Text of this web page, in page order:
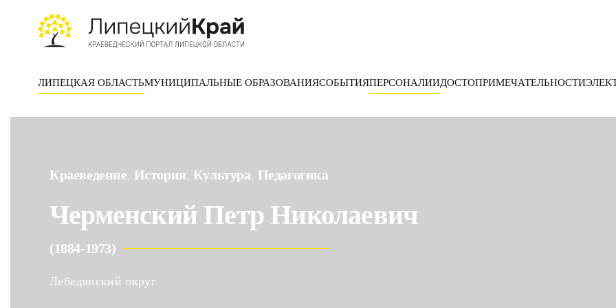
Skip to main content
ЛИПЕЦКАЯ ОБЛАСТЬМУНИЦИПАЛЬНЫЕ ОБРАЗОВАНИЯСОБЫТИЯПЕРСОНАЛИИДОСТОПРИМЕЧАТЕЛЬНОСТИ
Краеведение, История, Культура, Педагогика
Черменский Петр Николаевич
(1884-1973)
Лебедянский округ